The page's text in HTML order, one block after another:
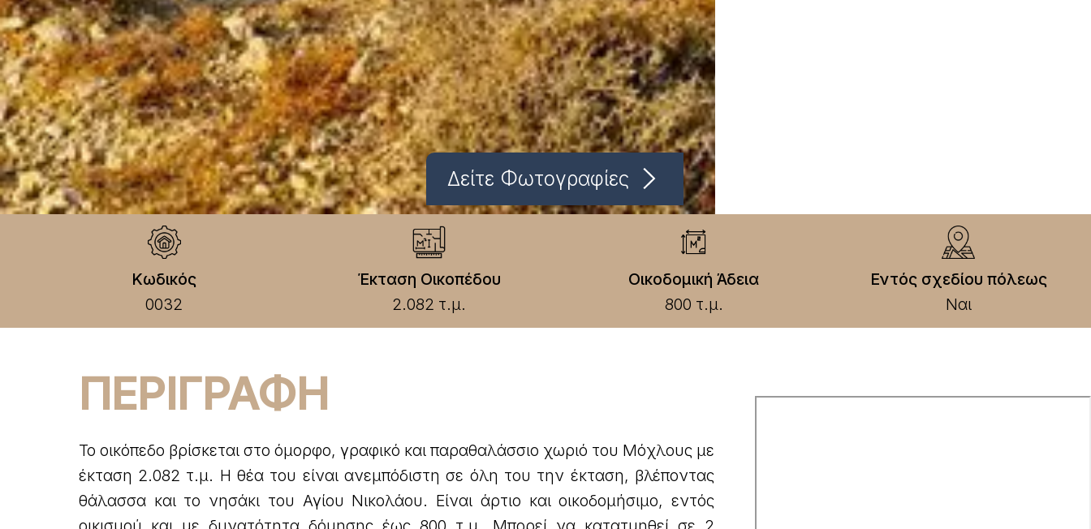
Δείτε Φωτογραφίες
Κωδικός
0032
Έκταση Οικοπέδου
2.082 τ.μ.
Οικοδομική Άδεια
800 τ.μ.
Εντός σχεδίου πόλεως
Ναι
ΠΕΡΙΓΡΑΦΗ
Το οικόπεδο βρίσκεται στο όμορφο, γραφικό και παραθαλάσσιο χωριό του Μόχλους με
έκταση 2.082 τ.μ. Η θέα του είναι ανεμπόδιστη σε όλη του την έκταση, βλέποντας
θάλασσα και το νησάκι του Αγίου Νικολάου. Είναι άρτιο και οικοδομήσιμο, εντός